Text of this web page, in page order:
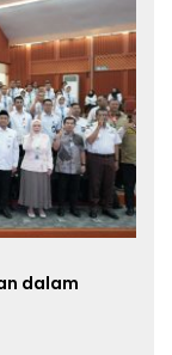
dalam